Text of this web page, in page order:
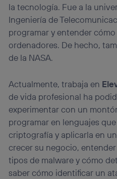
la tecnología. Fue a la
Ingeniería de
programar y entender
ordenadores. De hecho,
de la NASA.
Actualmente, trabaja en
de vida profesional ha
experimentar con un
programar en lenguajes
criptografía y aplicarla en
crecer su negocio,
tipos de malware y cómo
saber cómo identificar un